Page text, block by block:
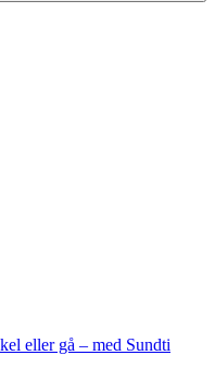
eller gå – med Sundti